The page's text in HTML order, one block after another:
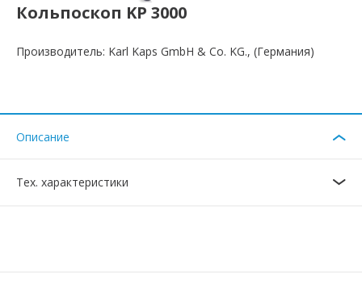
Кольпоскоп KP 3000
Производитель: Karl Kaps GmbH & Co. KG., (Германия)
Описание
Тех. характеристики